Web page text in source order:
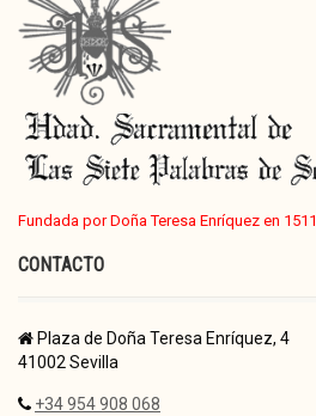
Fundada por Doña Teresa Enríquez en 1511
CONTACTO
Plaza de Doña Teresa Enríquez, 4
41002 Sevilla
+34 954 908 068